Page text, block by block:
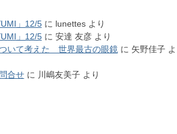
」12/5に lunettesより
」12/5に 安達 友彦より
いて考えた 世界最古の眼鏡に 矢野佳子よ
合せに 川嶋友美子より